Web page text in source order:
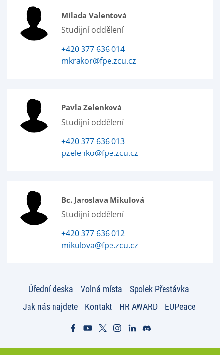
Milada Valentová
Studijní oddělení
+420 377 636 014
mkrakor@fpe.zcu.cz
Pavla Zelenková
Studijní oddělení
+420 377 636 013
pzelenko@fpe.zcu.cz
Bc. Jaroslava Mikulová
Studijní oddělení
+420 377 636 012
mikulova@fpe.zcu.cz
Úřední deska Volná místa
Spolek Přestávka
Jak nás najdete
Kontakt HR AWARD EUPeace